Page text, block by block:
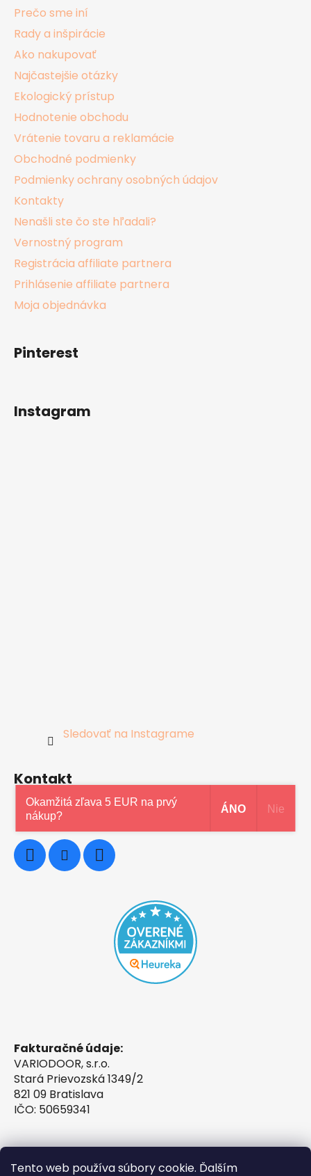
Tento web používa súbory cookie. Ďalším
Prečo sme iní
Rady a inšpirácie
Ako nakupovať
Najčastejšie otázky
Ekologický prístup
Hodnotenie obchodu
Vrátenie tovaru a reklamácie
Obchodné podmienky
Podmienky ochrany osobných údajov
Kontakty
Nenašli ste čo ste hľadali?
Vernostný program
Registrácia affiliate partnera
Prihlásenie affiliate partnera
Moja objednávka
Pinterest
Instagram
Sledovať na Instagrame
Kontakt
0948997914
Fakturačné údaje:
VARIODOOR, s.r.o.
Stará Prievozská 1349/2
821 09 Bratislava
IČO: 50659341
Okamžitá zľava 5 EUR na prvý
nákup?
ÁNO Nie